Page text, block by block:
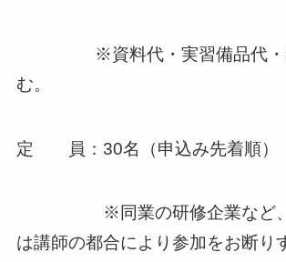
※資料代・実習備品代・
む。
定 員：30名（申込み先着順）
※同業の研修企業など、
は講師の都合により参加をお断り